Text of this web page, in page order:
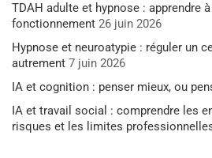
TDAH adulte et hypnose : apprendre
fonctionnement 26 juin 2026
Hypnose et neuroatypie : réguler un
autrement 7 juin 2026
IA et cognition : penser mieux, ou
IA et travail social : comprendre les
risques et les limites